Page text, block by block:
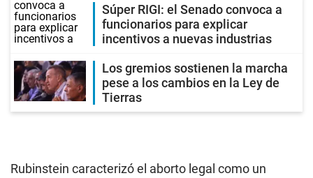
Súper RIGI: el Senado convoca a
funcionarios para explicar
incentivos a nuevas industrias
Los gremios sostienen la marcha
pese a los cambios en la Ley de
Tierras
Rubinstein caracterizó el aborto legal como un